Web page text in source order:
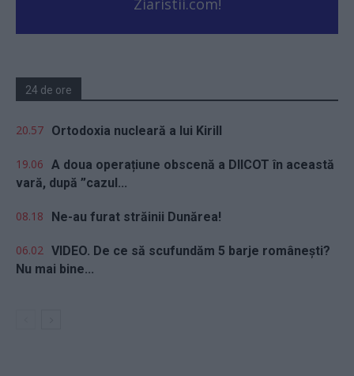
Ziaristii.com!
24 de ore
20.57 Ortodoxia nucleară a lui Kirill
19.06 A doua operațiune obscenă a DIICOT în această
vară, după ”cazul...
08.18 Ne-au furat străinii Dunărea!
06.02 VIDEO. De ce să scufundăm 5 barje românești?
Nu mai bine...